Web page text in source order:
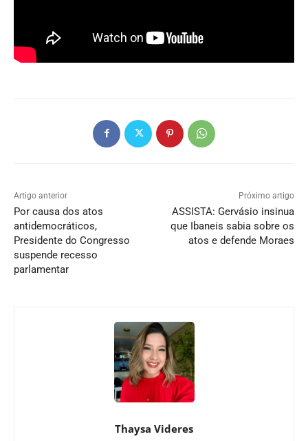
Artigo anterior
Por causa dos atos
antidemocráticos,
Presidente do Congresso
suspende recesso
parlamentar
Próximo artigo
ASSISTA: Gervásio insinua
que Ibaneis sabia sobre os
atos e defende Moraes
Thaysa Videres